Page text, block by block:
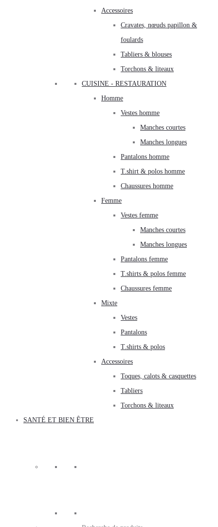
Accessoires
Cravates, nœuds papillon &
foulards
Tabliers & blouses
Torchons & liteaux
CUISINE - RESTAURATION
Homme
Vestes homme
Manches courtes
Manches longues
Pantalons homme
T.shirt & polos homme
Chaussures homme
Femme
Vestes femme
Manches courtes
Manches longues
Pantalons femme
T.shirts & polos femme
Chaussures femme
Mixte
Vestes
Pantalons
T.shirts & polos
Accessoires
Toques, calots & casquettes
Tabliers
Torchons & liteaux
SANTÉ ET BIEN ÊTRE